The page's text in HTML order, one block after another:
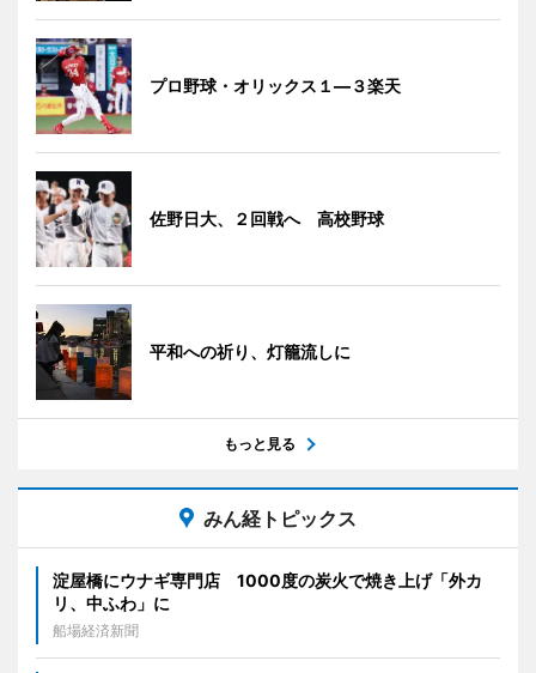
プロ野球・オリックス１―３楽天
佐野日大、２回戦へ 高校野球
平和への祈り、灯籠流しに
もっと見る
みん経トピックス
淀屋橋にウナギ専門店 1000度の炭火で焼き上げ「外カ
リ、中ふわ」に
船場経済新聞